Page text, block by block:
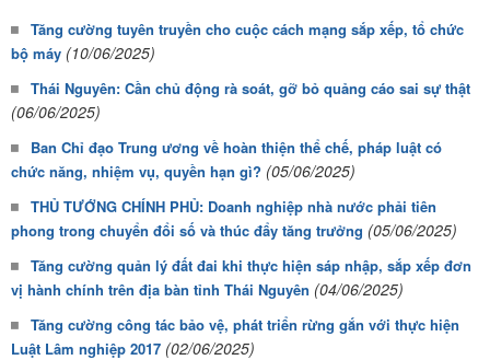
Tăng cường tuyên truyền cho cuộc cách mạng sắp xếp, tổ chức
bộ máy (10/06/2025)
Thái Nguyên: Cần chủ động rà soát, gỡ bỏ quảng cáo sai sự thật
(06/06/2025)
Ban Chỉ đạo Trung ương về hoàn thiện thể chế, pháp luật có
chức năng, nhiệm vụ, quyền hạn gì? (05/06/2025)
THỦ TƯỚNG CHÍNH PHỦ: Doanh nghiệp nhà nước phải tiên
phong trong chuyển đổi số và thúc đẩy tăng trưởng (05/06/2025)
Tăng cường quản lý đất đai khi thực hiện sáp nhập, sắp xếp đơn
vị hành chính trên địa bàn tỉnh Thái Nguyên (04/06/2025)
Tăng cường công tác bảo vệ, phát triển rừng gắn với thực hiện
Luật Lâm nghiệp 2017 (02/06/2025)